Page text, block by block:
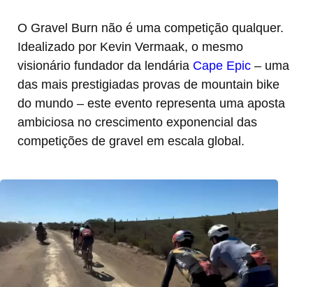
O Gravel Burn não é uma competição qualquer.
Idealizado por Kevin Vermaak, o mesmo
visionário fundador da lendária Cape Epic – uma
das mais prestigiadas provas de mountain bike
do mundo – este evento representa uma aposta
ambiciosa no crescimento exponencial das
competições de gravel em escala global.